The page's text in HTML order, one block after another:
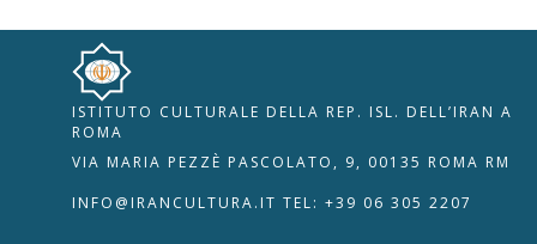
ISTITUTO CULTURALE DELLA REP. ISL. DELL’IRAN A
ROMA
VIA MARIA PEZZÈ PASCOLATO, 9, 00135 ROMA RM
INFO@IRANCULTURA.IT TEL: +39 06 305 2207
RIPRISTINA 🇮🇹 🇬🇧